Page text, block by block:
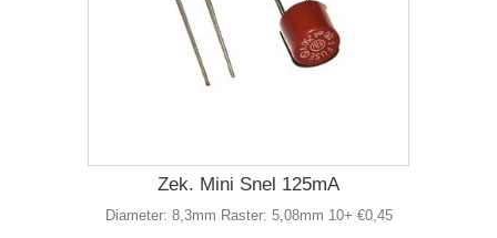
Zek. Mini Snel 125mA
Diameter: 8,3mm Raster: 5,08mm 10+ €0,45